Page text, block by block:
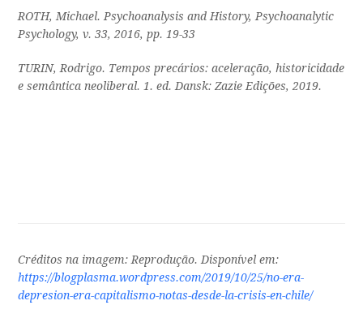
ROTH, Michael. Psychoanalysis and History, Psychoanalytic
Psychology, v. 33, 2016, pp. 19-33
TURIN, Rodrigo. Tempos precários: aceleração, historicidade
e semântica neoliberal. 1. ed. Dansk: Zazie Edições, 2019.
Créditos na imagem: Reprodução. Disponível em:
https://blogplasma.wordpress.com/2019/10/25/no-era-
depresion-era-capitalismo-notas-desde-la-crisis-en-chile/